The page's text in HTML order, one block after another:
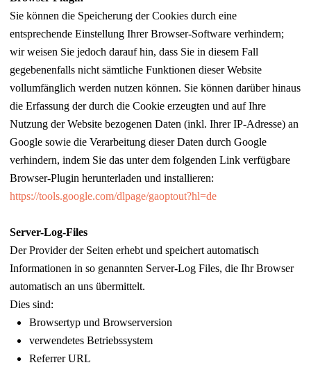
Sie können die Speicherung der Cookies durch eine
entsprechende Einstellung Ihrer Browser-Software verhindern;
wir weisen Sie jedoch darauf hin, dass Sie in diesem Fall
gegebenenfalls nicht sämtliche Funktionen dieser Website
vollumfänglich werden nutzen können. Sie können darüber hinaus
die Erfassung der durch die Cookie erzeugten und auf Ihre
Nutzung der Website bezogenen Daten (inkl. Ihrer IP-Adresse) an
Google sowie die Verarbeitung dieser Daten durch Google
verhindern, indem Sie das unter dem folgenden Link verfügbare
Browser-Plugin herunterladen und installieren:
https://tools.google.com/dlpage/gaoptout?hl=de
Server-Log-Files
Der Provider der Seiten erhebt und speichert automatisch
Informationen in so genannten Server-Log Files, die Ihr Browser
automatisch an uns übermittelt.
Dies sind:
Browsertyp und Browserversion
verwendetes Betriebssystem
Referrer URL